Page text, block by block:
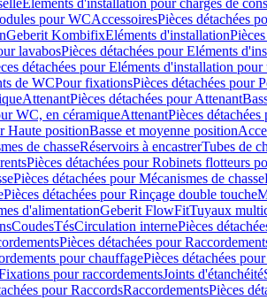
Eléments d'installation pour charges de
pour WCAccessoiresPièces détachées
Geberit KombifixEléments d'installation
lavabosPièces détachées pour Eléments
détachées pour Eléments d'installation
de WCPour fixationsPièces détachées pour
AttenantPièces détachées pour Attenant
WC, en céramiqueAttenantPièces
Haute positionBasse et moyenne position
de chasseRéservoirs à encastrerTubes de
Pièces détachées pour Robinets flotteurs
Pièces détachées pour Mécanismes de chasse
Pièces détachées pour Rinçage double touche
d'alimentationGeberit FlowFitTuyaux
CoudesTésCirculation internePièces
Pièces détachées pour
pour chauffagePièces détachées
pour raccordementsJoints d'étanchéité
pour RaccordsRaccordementsPièces